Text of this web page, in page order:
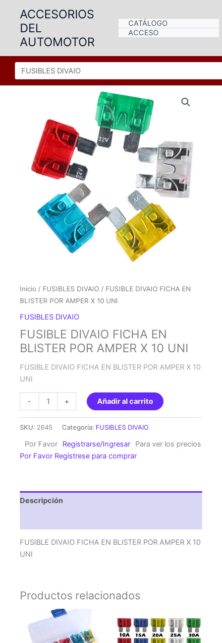
contenido
ACCESORIOS
DEL
AUTOMOTOR
CATÁLOGO
ACCESO
Inicio / FUSIBLES DIVAIO / FUSIBLE DIVAIO FICHA EN
BLISTER POR AMPER X 10 UNI
FUSIBLES DIVAIO
FUSIBLE DIVAIO FICHA EN
BLISTER POR AMPER X 10 UNI
FUSIBLE DIVAIO FICHA EN BLISTER POR AMPER X 10
UNI
-
FUSIBLE
DIVAIO
BLISTER
POR
10
UNI
+ Añadir al carrito
SKU: 2645 Categoría: FUSIBLES DIVAIO
Por Favor Registrarse/Ingresar
Para ver los precios
Por Favor Regístrese para comprar
Descripción
FUSIBLE DIVAIO FICHA EN BLISTER POR AMPER X 10
UNI
Productos relacionados